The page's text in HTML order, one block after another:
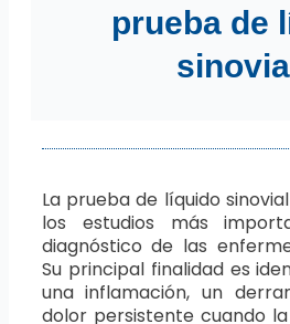
prueba de
La prueba de líquido
los estudios más
diagnóstico de las
Su principal finalidad es
una inflamación, un
dolor persistente cuando